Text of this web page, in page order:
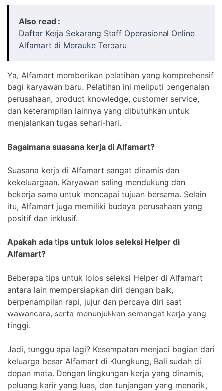
Also read :
Daftar Kerja Sekarang Staff Operasional Online
Alfamart di Merauke Terbaru
Ya, Alfamart memberikan pelatihan yang komprehensif
bagi karyawan baru. Pelatihan ini meliputi pengenalan
perusahaan, product knowledge, customer service,
dan keterampilan lainnya yang dibutuhkan untuk
menjalankan tugas sehari-hari.
Bagaimana suasana kerja di Alfamart?
Suasana kerja di Alfamart sangat dinamis dan
kekeluargaan. Karyawan saling mendukung dan
bekerja sama untuk mencapai tujuan bersama. Selain
itu, Alfamart juga memiliki budaya perusahaan yang
positif dan inklusif.
Apakah ada tips untuk lolos seleksi Helper di
Alfamart?
Beberapa tips untuk lolos seleksi Helper di Alfamart
antara lain mempersiapkan diri dengan baik,
berpenampilan rapi, jujur dan percaya diri saat
wawancara, serta menunjukkan semangat kerja yang
tinggi.
Jadi, tunggu apa lagi? Kesempatan menjadi bagian dari
keluarga besar Alfamart di Klungkung, Bali sudah di
depan mata. Dengan lingkungan kerja yang dinamis,
peluang karir yang luas, dan tunjangan yang menarik,